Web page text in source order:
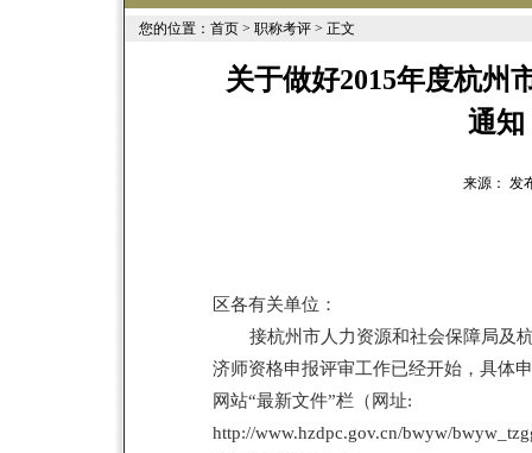
您的位置：首页 > 职称考评 > 正文
关于做好2015年度杭州
通知
来源： 发
区各有关单位：
接杭州市人力资源和社会保障局及
济师资格申报评审工作已经开始，具体
网站“最新文件”栏（网址:
http://www.hzdpc.gov.cn/bwyw/